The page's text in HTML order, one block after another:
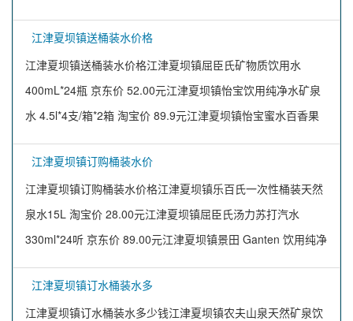
江津夏坝镇送桶装水价格
江津夏坝镇送桶装水价格江津夏坝镇屈臣氏矿物质饮用水
400mL*24瓶 京东价 52.00元江津夏坝镇怡宝饮用纯净水矿泉
水 4.5l*4支/箱*2箱 淘宝价 89.9元江津夏坝镇怡宝蜜水百香果
江津夏坝镇订购桶装水价
江津夏坝镇订购桶装水价格江津夏坝镇乐百氏一次性桶装天然
泉水15L 淘宝价 28.00元江津夏坝镇屈臣氏汤力苏打汽水
330ml*24听 京东价 89.00元江津夏坝镇景田 Ganten 饮用纯净
江津夏坝镇订水桶装水多
江津夏坝镇订水桶装水多少钱江津夏坝镇农夫山泉天然矿泉饮